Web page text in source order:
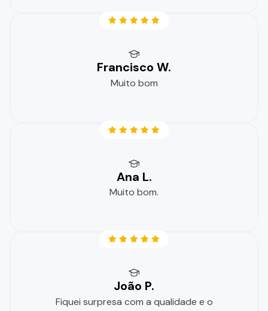
Francisco W.
Muito bom
Ana L.
Muito bom.
João P.
Fiquei surpresa com a qualidade e o